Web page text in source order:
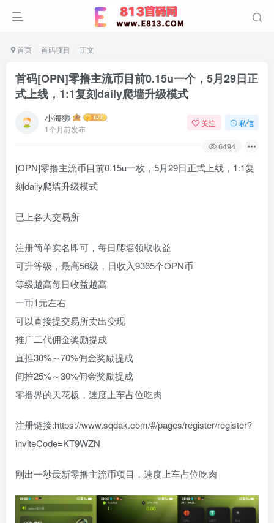
首页 首码项目 正文
首码[OPN]零撸主流币目前0.15u一个，5月29日正
式上线，1:1复刻daily爬墙升级模式
小海狮
1个月前发布
关注 私信
6494
[OPN]零撸主流币目前0.15u一枚，5月29日正式上线，1:1复
刻daily爬墙升级模式
已上各大交易所
注册简单实名即可，每日爬墙领取收益
可升等级，最高56级，日收入9365个OPN币
等级越高每日收益越高
一币1元左右
可以直接提交易所卖出变现
推广二代佣金奖励提成
直推30%～70%佣金奖励提成
间推25%～30%佣金奖励提成
零撸界的天花板，速度上车占位吃肉
注册链接:https://www.sqdak.com/#/pages/register/register?
inviteCode=KT9WZN
刚出一秒最新零撸主流币项目，速度上车占位吃肉